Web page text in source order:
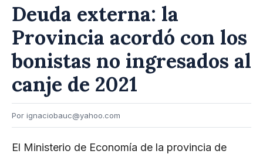
Deuda externa: la
Provincia acordó con los
bonistas no ingresados al
canje de 2021
Por ignaciobauc@yahoo.com
El Ministerio de Economía de la provincia de